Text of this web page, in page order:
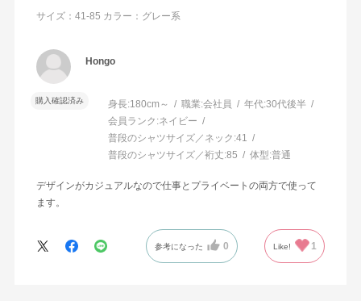
サイズ：41-85 カラー：グレー系
Hongo
購入確認済み 身長:180cm～ 職業:会社員 年代:30代後半
会員ランク:ネイビー
普段のシャツサイズ／ネック:41
普段のシャツサイズ／裄丈:85 体型:普通
デザインがカジュアルなので仕事とプライベートの両方で使って
ます。
参考になった 0 Like! 1